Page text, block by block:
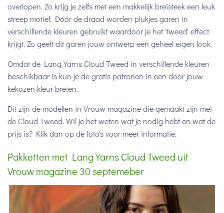
overlopen. Zo krijg je zelfs met een makkelijk breisteek een leuk
streep motief. Dóór de draad worden plukjes garen in
verschillende kleuren gebruikt waardoor je het 'tweed' effect
krijgt. Zo geeft dit garen jouw ontwerp een geheel eigen look.
Omdat de Lang Yarns Cloud Tweed in verschillende kleuren
beschikbaar is kun je de gratis patronen in een door jouw
kekozen kleur breien.
Dit zijn de modellen in Vrouw magazine die gemaakt zijn met
de Cloud Tweed. Wil je het weten wat je nodig hebt en wat de
prijs is? Klik dan op de foto's voor meer informatie.
Pakketten met Lang Yarns Cloud Tweed uit
Vrouw magazine 30 septemeber